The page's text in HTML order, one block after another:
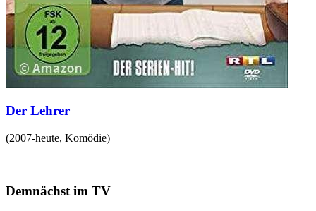
Der Lehrer
(2007-heute, Komödie)
Demnächst im TV